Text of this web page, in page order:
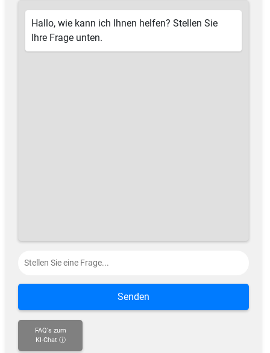
Hallo, wie kann ich Ihnen helfen? Stellen Sie
Ihre Frage unten.
Senden
FAQ's zum
KI-Chat ⓘ